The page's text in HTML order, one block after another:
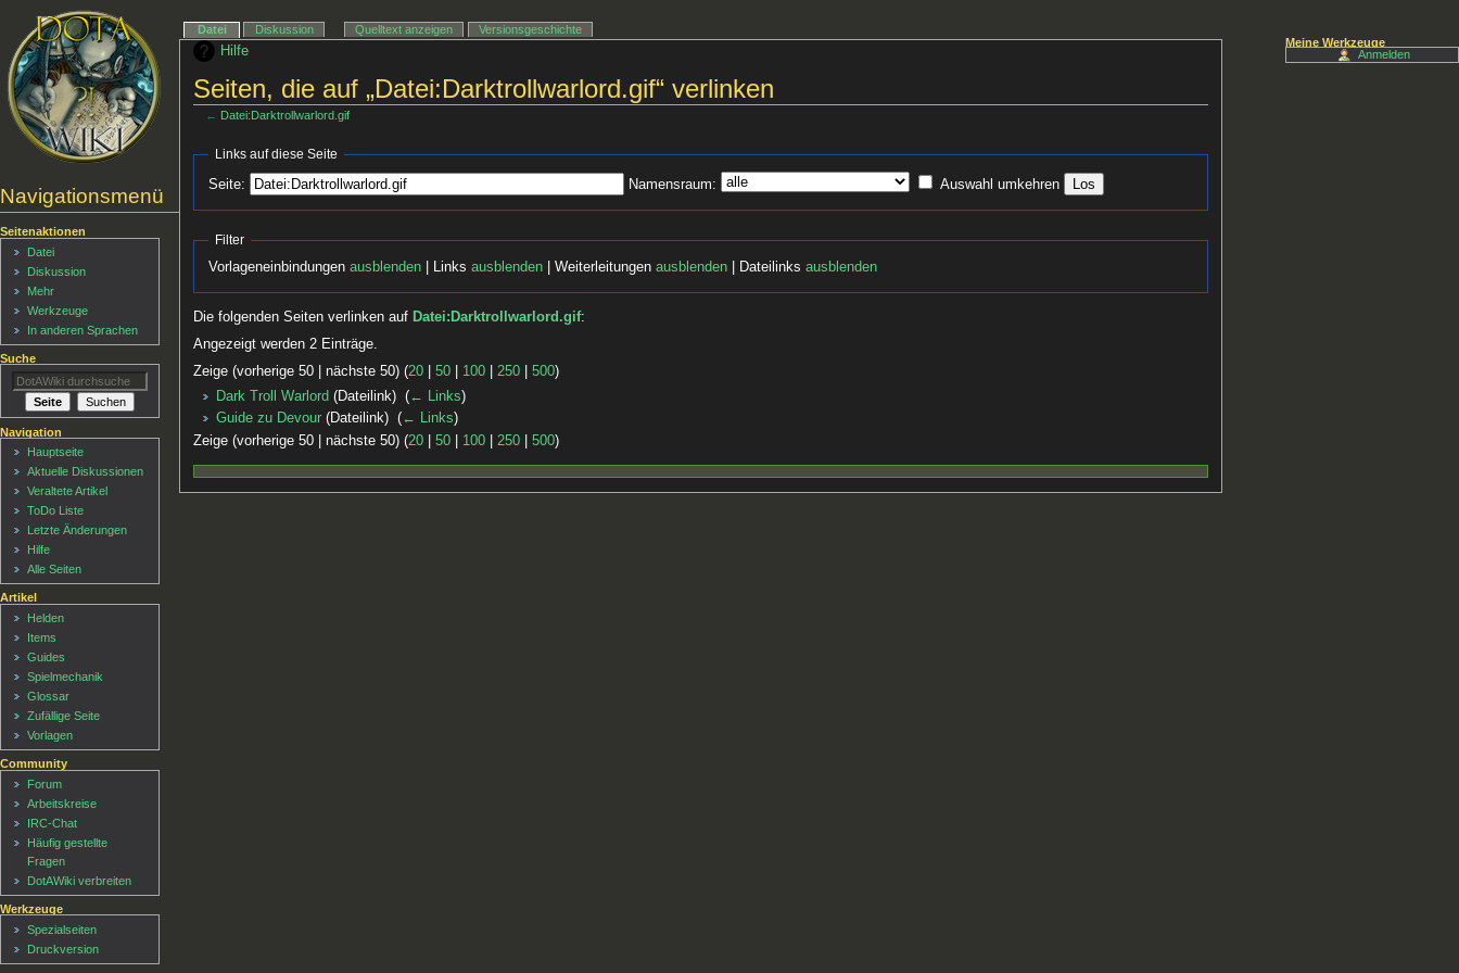
Hilfe
Seiten, die auf „Datei:Darktrollwarlord.gif“ verlinken
← Datei:Darktrollwarlord.gif
Links auf diese Seite
Seite: Namensraum: Auswahl umkehren
Filter
Vorlageneinbindungenausblenden | Linksausblenden | Weiterleitungenausblenden | Dateilinksausblenden
Die folgenden Seiten verlinken auf Datei:Darktrollwarlord.gif:
Angezeigt werden 2 Einträge.
Zeige (vorherige 50 | nächste 50) (20 |50 100 |250 |500)
Dark Troll Warlord (Dateilink) ‎ (← Links)
Guide zu Devour(Dateilink) ‎ (← Links)
Zeige (vorherige 50 | nächste 50) (20 |50 100 250 |500)
Navigationsmenü
Datei Diskussion Quelltext anzeigen Versionsgeschichte
Seitenaktionen
Datei
Diskussion
Mehr
Werkzeuge
In anderen Sprachen
Meine Werkzeuge
Anmelden
Suche
Navigation
Hauptseite
Aktuelle Diskussionen
Veraltete Artikel
ToDo Liste
Letzte Änderungen
Hilfe
Alle Seiten
Artikel
Helden
Items
Guides
Spielmechanik
Glossar
Zufällige Seite
Vorlagen
Community
Forum
Arbeitskreise
IRC-Chat
Häufig gestellte
Fragen
DotAWiki verbreiten
Werkzeuge
Spezialseiten
Druckversion